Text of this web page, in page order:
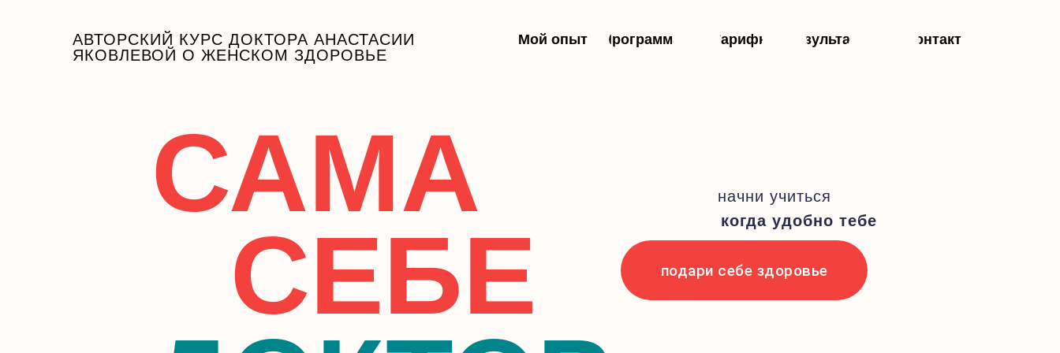
АВТОРСКИЙ КУРС ДОКТОРА АНАСТАСИИ
ЯКОВЛЕВОЙ О ЖЕНСКОМ ЗДОРОВЬЕ
Мой опыт Программа Тарифы Результаты Контакты
САМА
СЕБЕ
подари себе здоровье
когда удобно тебе
начни учиться